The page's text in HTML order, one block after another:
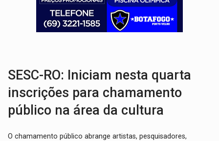
VÍDEO: Perseguição a embarcação no rio Madeira termina com
MEGA SENA:Prêmio acumula para R$ 165
SESC-RO: Iniciam nesta quarta
inscrições para chamamento
público na área da cultura
O chamamento público abrange artistas, pesquisadores,